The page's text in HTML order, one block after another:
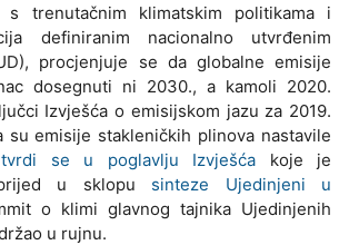
trenutačnim klimatskim politikama i
definiranim nacionalno utvrđenim
procjenjuje se da globalne emisije
dosegnuti ni 2030., a kamoli 2020.
Izvješća o emisijskom jazu za 2019.
su emisije stakleničkih plinova nastavile
tvrdi se u poglavlju Izvješća koje je
u sklopu sinteze Ujedinjeni u
o klimi glavnog tajnika Ujedinjenih
u rujnu.